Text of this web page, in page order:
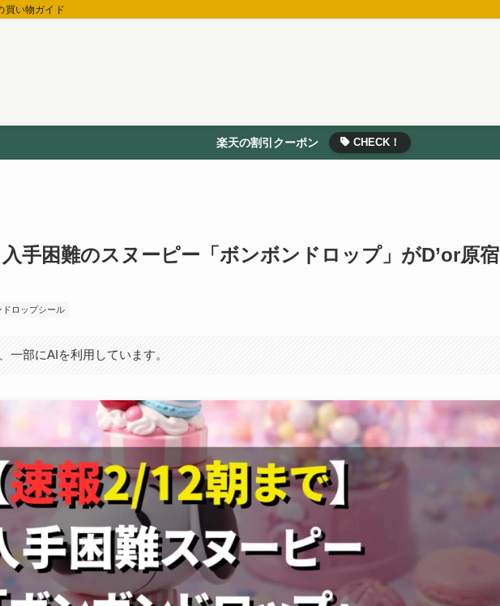
買い物ガイド
楽天の割引クーポン CHECK！
入手困難のスヌーピー「ボンボンドロップ」がD’or原宿
ドロップシール
一部にAIを利用しています。